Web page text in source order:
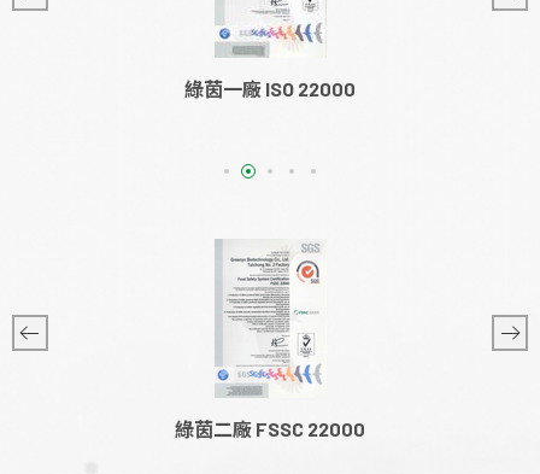
綠茵一廠 ISO 22000
綠茵二廠 FSSC 22000